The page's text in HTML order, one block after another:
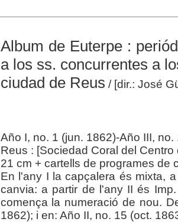
Album de Euterpe :
a los ss. concurrentes a
ciudad de Reus / [dir.: José
Año I, no. 1 (jun. 1862)-Año III, no.
Reus : [Sociedad Coral del
21 cm + cartells de programes de
En l'any I la capçalera és mixta,
canvia: a partir de l'any II és
comença la numeració de nou.
1862); i en: Año II, no. 15 (oct.